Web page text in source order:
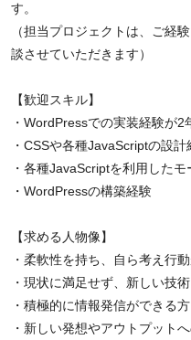
す。
（担当プロジェクトは、ご経
談させていただきます）
【歓迎スキル】
・WordPressでの実装経験が2
・CSSや各種JavaScriptの設計
・各種JavaScriptを利用した
・WordPressの構築経験
【求める人物像】
・柔軟性を持ち、自ら考え行
・現状に満足せず、新しい技
・積極的に情報発信ができる方
・新しい発想やアウトプット